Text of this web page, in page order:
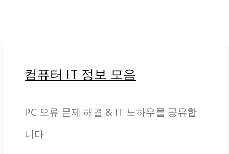
컴퓨터 IT 정보 모음
PC 오류 문제 해결 & IT 노하우를 공유합
니다